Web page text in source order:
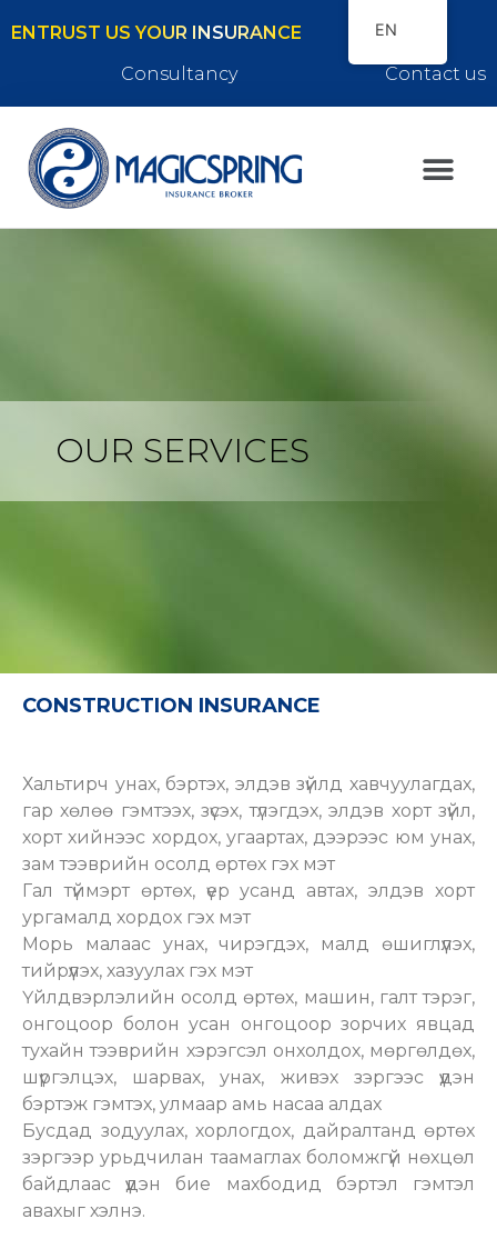
ENTRUST US YOUR INSURANCE
Consultancy
Contact us
OUR SERVICES
CONSTRUCTION INSURANCE
Хальтирч унах, бэртэх, элдэв зүйлд хавчуулагдах,
гар хөлөө гэмтээх, зүсэх, түлэгдэх, элдэв хорт зүйл,
хорт хийнээс хордох, угаартах, дээрээс юм унах,
зам тээврийн осолд өртөх гэх мэт
Гал түймэрт өртөх, үер усанд автах, элдэв хорт
ургамалд хордох гэх мэт
Морь малаас унах, чирэгдэх, малд өшиглүүлэх,
тийрүүлэх, хазуулах гэх мэт
Үйлдвэрлэлийн осолд өртөх, машин, галт тэрэг,
онгоцоор болон усан онгоцоор зорчих явцад
тухайн тээврийн хэрэгсэл онхолдох, мөргөлдөх,
шүргэлцэх, шарвах, унах, живэх зэргээс үүдэн
бэртэж гэмтэх, улмаар амь насаа алдах
Бусдад зодуулах, хорлогдох, дайралтанд өртөх
зэргээр урьдчилан таамаглах боломжгүй нөхцөл
байдлаас үүдэн бие махбодид бэртэл гэмтэл
авахыг хэлнэ.
EN